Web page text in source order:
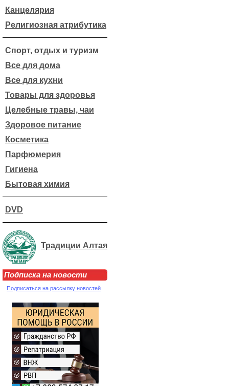
Канцелярия
Религиозная атрибутика
Спорт, отдых и туризм
Все для дома
Все для кухни
Товары для здоровья
Целебные травы, чаи
Здоровое питание
Косметика
Парфюмерия
Гигиена
Бытовая химия
DVD
Традиции Алтая
Подписка на новости
Подписаться на рассылку новостей